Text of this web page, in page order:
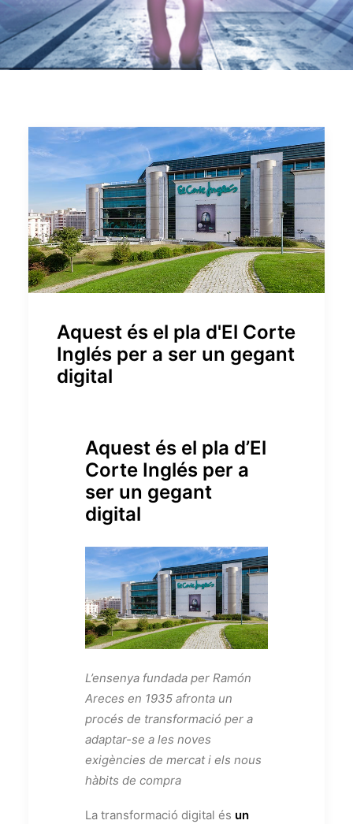
Aquest és el pla d'El Corte
Inglés per a ser un gegant
digital
Aquest és el pla d’El
Corte Inglés per a
ser un gegant
digital
L’ensenya fundada per Ramón
Areces en 1935 afronta un
procés de transformació per a
adaptar-se a les noves
exigències de mercat i els nous
hàbits de compra
La transformació digital és un